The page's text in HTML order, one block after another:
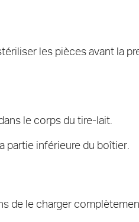
les pièces avant la
le corps du tire-lait.
partie inférieure du boîtier.
le charger